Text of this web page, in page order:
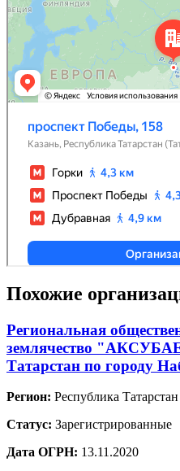
Похожие
Региональная
землячество
Татарстан по городу
Регион: Республика
Статус: Зарегистрированные
Дата ОГРН: 13.11.2020